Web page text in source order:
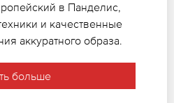
в Панделис,
и качественные
аккуратного образа.
больше